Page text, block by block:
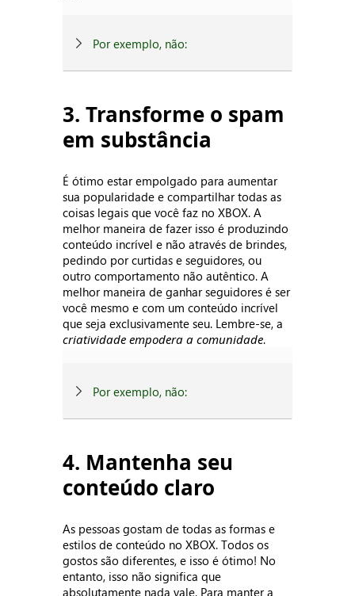
Por exemplo, não:
3. Transforme o spam
em substância
É ótimo estar empolgado para aumentar
sua popularidade e compartilhar todas as
coisas legais que você faz no XBOX. A
melhor maneira de fazer isso é produzindo
conteúdo incrível e não através de brindes,
pedindo por curtidas e seguidores, ou
outro comportamento não autêntico. A
melhor maneira de ganhar seguidores é ser
você mesmo e com um conteúdo incrível
que seja exclusivamente seu. Lembre-se, a
criatividade empodera a comunidade.
Por exemplo, não:
4. Mantenha seu
conteúdo claro
As pessoas gostam de todas as formas e
estilos de conteúdo no XBOX. Todos os
gostos são diferentes, e isso é ótimo! No
entanto, isso não significa que
absolutamente nada vale. Para manter a